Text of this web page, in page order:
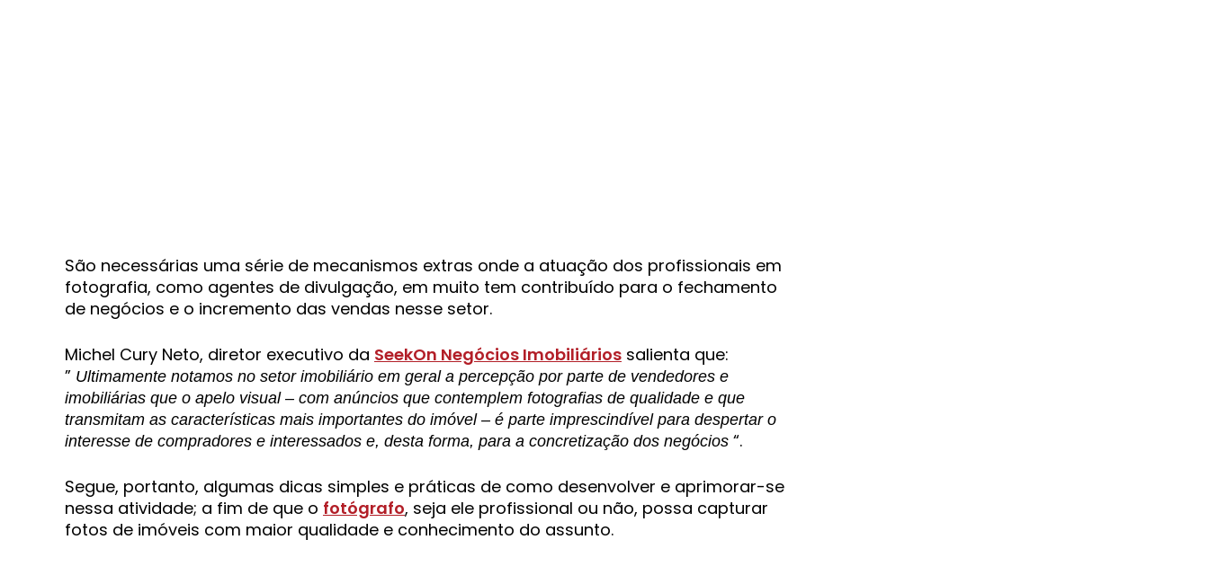
São necessárias uma série de mecanismos extras onde a atuação dos profissionais em
fotografia, como agentes de divulgação, em muito tem contribuído para o fechamento
de negócios e o incremento das vendas nesse setor.
Michel Cury Neto, diretor executivo da SeekOn Negócios Imobiliários salienta que:
” Ultimamente notamos no setor imobiliário em geral a percepção por parte de vendedores e
imobiliárias que o apelo visual – com anúncios que contemplem fotografias de qualidade e que
transmitam as características mais importantes do imóvel – é parte imprescindível para despertar o
interesse de compradores e interessados e, desta forma, para a concretização dos negócios “.
Segue, portanto, algumas dicas simples e práticas de como desenvolver e aprimorar-se
nessa atividade; a fim de que o fotógrafo, seja ele profissional ou não, possa capturar
fotos de imóveis com maior qualidade e conhecimento do assunto.